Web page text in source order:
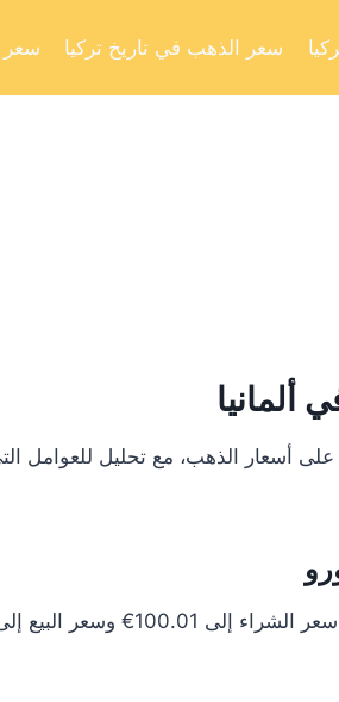
سعر سعر الذهب في تاريخ تركيا
أسعار الذهب، مع تحليل للعوامل